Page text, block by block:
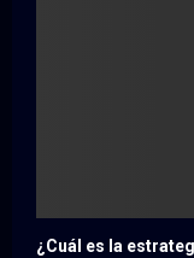
¿Cuál es la